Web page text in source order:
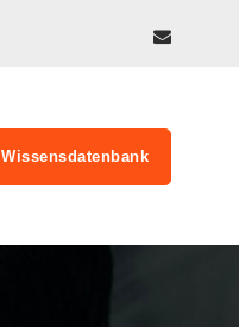
Wissensdatenbank